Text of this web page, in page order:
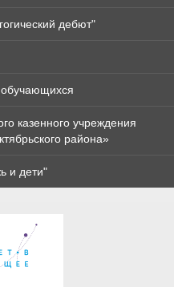
дебют"
казенного учреждения
района»
и дети"